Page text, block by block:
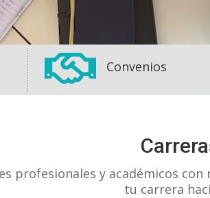
 Convenios
profesionales y académicos
tu carrera